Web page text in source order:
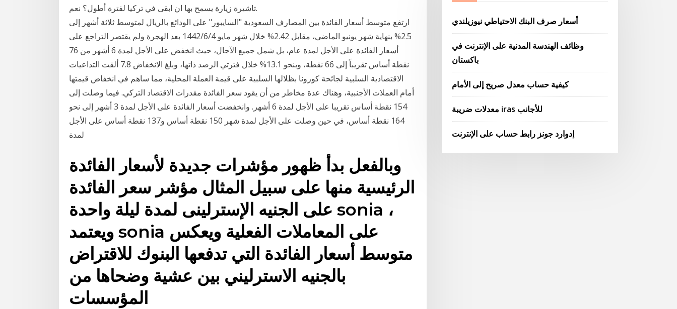
تاشيرة زيارة يسمح بها ان ابقى في تركيا لفترة أطول؟ نعم.
ارتفع متوسط أسعار الفائدة بين المصارف السعودية "السايبور" على الودائع بالريال لمتوسط ثلاثة أشهر إلى
2.5% بنهاية شهر يونيو الماضي، مقابل 2.42% خلال شهر مايو 4‏‏/6‏‏/1442 بعد الهجرة ولم يقتصر التراجع على
أسعار الفائدة على الأجل لمدة عام، بل شمل جميع الآجال، حيث انخفض على الأجل لمدة 6 أشهر من 76
نقطة أساس تقريباً إلى 66 نقطة، وبنحو 13.1% خلال فترتي الرصد ذاتها، وبلغ الانخفاض 7.8 ألقت التداعيات
الاقتصادية السلبية لجائحة كورونا بظلالها السلبية على قيمة العملة المحلية، مما ساهم في انخفاض قيمتها
أمام العملات الأجنبية، وهناك عدة مخاطر من أن يقود سعر الفائدة مقدرات الاقتصاد التركي. فيما وصلت إلى
154 نقطة أساس تقريبا على الأجل لمدة 6 أشهر. وانخفضت أسعار الفائدة على الأجل لمدة 3 أشهر إلى نحو
164 نقطة أساس، في حين وصلت على الأجل لمدة شهر 150 نقطة أساس و137 نقطة أساس على الأجل
لمدة
وبالفعل بدأ ظهور مؤشرات جديدة لأسعار الفائدة
الرئيسية منها على سبيل المثال مؤشر سعر الفائدة
على الجنيه الإسترلينى لمدة ليلة واحدة sonia ،
ويعتمد sonia على المعاملات الفعلية ويعكس
متوسط أسعار الفائدة التي تدفعها البنوك للاقتراض
بالجنيه الاسترليني بين عشية وضحاها من
المؤسسات
أسعار صرف البنك الاحتياطي نيوزيلندي
وظائف الهندسة المدنية على الإنترنت في
باكستان
كيفية حساب معدل صريح إلى الأمام
معدلات ضريبة iras للأجانب
إدوارد جونز رابط حساب على الإنترنت